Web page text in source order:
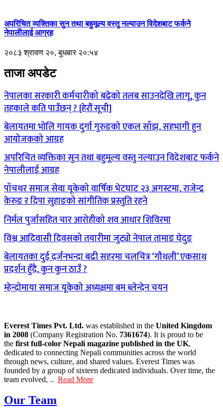
अपरिचित व्यक्तिका सुन तथा बहुमूल्य वस्तु नल्याउन विदेशबाट फर्कने
नेपालीलाई आग्रह
२०८३ श्रावण २०, बुधबार २०:५४
ताजा अपडेट
नेपालका सरकारी कर्मचारीको बढेको तलब साउनदेखि लागू, कुन
तहकाले कति पाउँछन् ? [हेरौं सूची]
बेलायतमा भोलि गायक दुर्गा गुरुङको एकल साँझ, सहभागी हुन
आयोजकको आग्रह
अपरिचित व्यक्तिका सुन तथा बहुमूल्य वस्तु नल्याउन विदेशबाट फर्कने
नेपालीलाई आग्रह
पाँचथर समाज सेवा यूकेको वार्षिक भेटघाट २३ अगस्टमा, राजेन्द्र
केरुङ र दिपा सुहाङको सांगीतिक प्रस्तुति रहने
निर्मल पुर्जासहित चार आरोहीको शव आधार शिविरमा
विश्व आदिवासी दिवसको तयारीमा जुट्यो नेपाल तामाङ घेदुङ
बेलायतका दुई दर्जनभन्दा बढी सहरमा चलचित्र ‘गौथली’ एकसाथ
प्रदर्शन हुँदै, कुन कुन ठाउँ ?
म्हेन्दोमाया समाज यूकेको अध्यक्षमा बम ब्लेन्देन चयन
Everest Times Pvt. Ltd. was established in the United Kingdom
in 2008 (Company Registration No. 7361674). It is proud to be
the first full-color Nepali magazine published in the UK,
dedicated to connecting Nepali communities across the world
through news, culture, and shared values. Everest Times was
founded by a group of sixteen dedicated individuals. Over time, the
team evolved, .. Read More
Our Team